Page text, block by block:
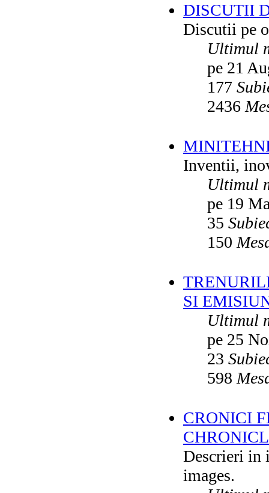
DISCUTII
Discutii pe
Ultimul
pe 21
177
2436
Inventii,
Ultimul
pe 19
35
150
SI
Ultimul
pe 25
23
598
CRONICI
Descrieri in
images.